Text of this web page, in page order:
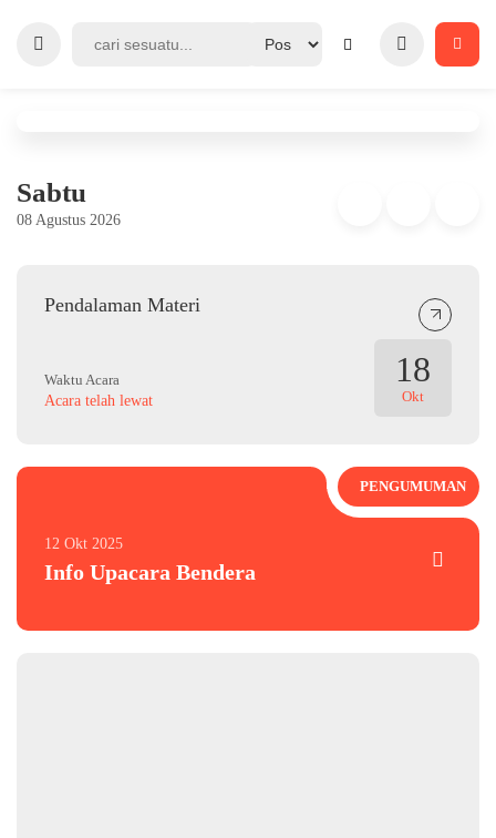
Sabtu
08 Agustus 2026
Pendalaman Materi
18
Okt
Waktu Acara
Acara telah lewat
PENGUMUMAN
12 Okt 2025
Info Upacara Bendera